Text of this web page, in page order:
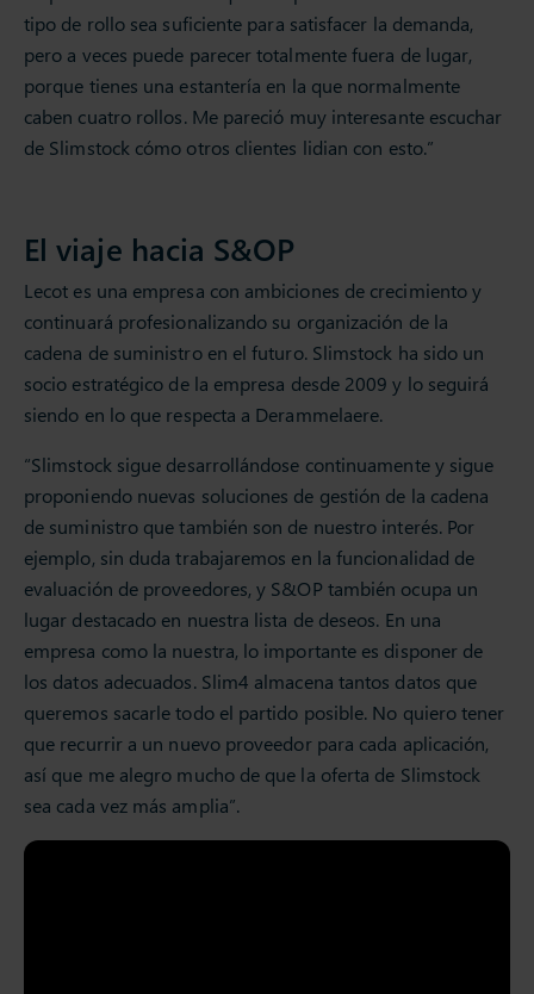
tipo de rollo sea suficiente para satisfacer la demanda,
pero a veces puede parecer totalmente fuera de lugar,
porque tienes una estantería en la que normalmente
caben cuatro rollos. Me pareció muy interesante escuchar
de Slimstock cómo otros clientes lidian con esto.”
El viaje hacia S&OP
Lecot es una empresa con ambiciones de crecimiento y
continuará profesionalizando su organización de la
cadena de suministro en el futuro. Slimstock ha sido un
socio estratégico de la empresa desde 2009 y lo seguirá
siendo en lo que respecta a Derammelaere.
“Slimstock sigue desarrollándose continuamente y sigue
proponiendo nuevas soluciones de gestión de la cadena
de suministro que también son de nuestro interés. Por
ejemplo, sin duda trabajaremos en la funcionalidad de
evaluación de proveedores, y S&OP también ocupa un
lugar destacado en nuestra lista de deseos. En una
empresa como la nuestra, lo importante es disponer de
los datos adecuados. Slim4 almacena tantos datos que
queremos sacarle todo el partido posible. No quiero tener
que recurrir a un nuevo proveedor para cada aplicación,
así que me alegro mucho de que la oferta de Slimstock
sea cada vez más amplia”.